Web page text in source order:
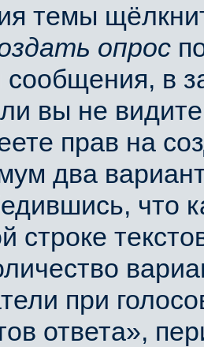
темы
опрос
сообщения, в
вы не
прав на
два
что
строке
при
ответа»,